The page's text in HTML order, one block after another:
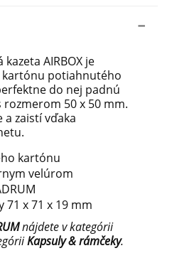
AIRBOX je
kartónu potiahnutého
do nej padnú
rozmerom 50 x 50 mm.
a zaistí vďaka
kartónu
velúrom
71 x 71 x 19 mm
nájdete v kategórii
Kapsuly & rámčeky.